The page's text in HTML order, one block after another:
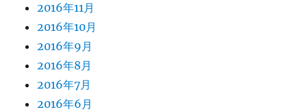
2016年11月
2016年10月
2016年9月
2016年8月
2016年7月
2016年6月